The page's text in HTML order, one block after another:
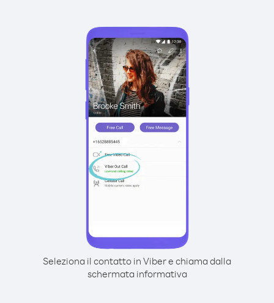
Seleziona il contatto in Viber e chiama dalla
schermata informativa